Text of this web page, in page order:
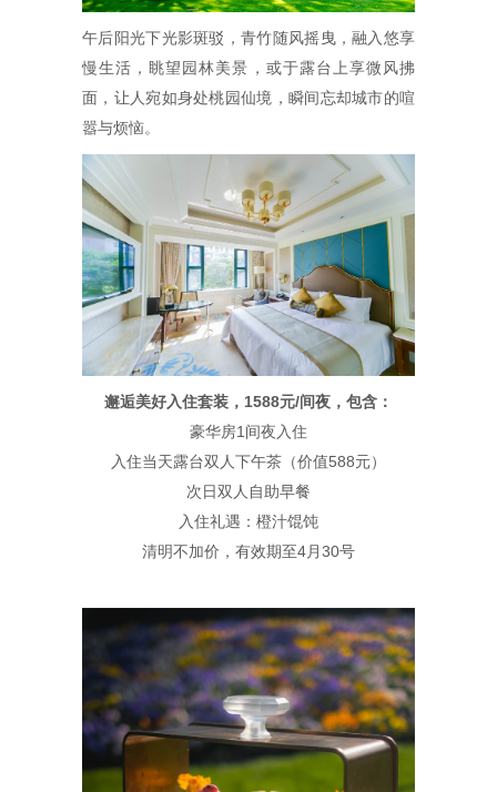
午后阳光下光影斑驳，青竹随风摇曳，融入悠享
慢生活，眺望园林美景，或于露台上享微风拂
面，让人宛如身处桃园仙境，瞬间忘却城市的喧
嚣与烦恼。
邂逅美好入住套装，1588元/间夜，包含：
豪华房1间夜入住
入住当天露台双人下午茶（价值588元）
次日双人自助早餐
入住礼遇：橙汁馄饨
清明不加价，有效期至4月30号